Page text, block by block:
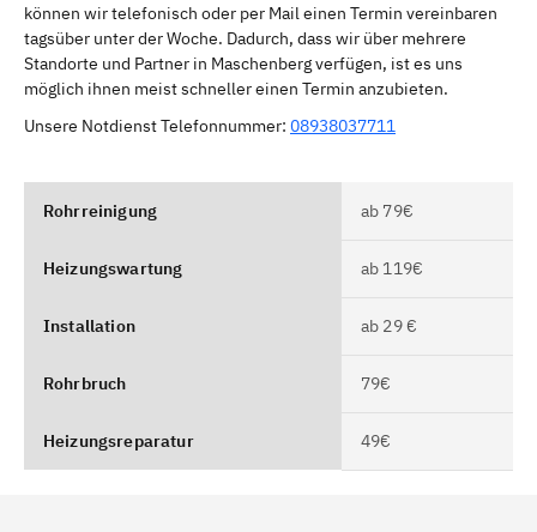
können wir telefonisch oder per Mail einen Termin vereinbaren
tagsüber unter der Woche. Dadurch, dass wir über mehrere
Standorte und Partner in Maschenberg verfügen, ist es uns
möglich ihnen meist schneller einen Termin anzubieten.
Unsere Notdienst Telefonnummer: 08938037711
Rohrreinigung ab 79€
Heizungswartung ab 119€
Installation ab 29 €
Rohrbruch 79€
Heizungsreparatur 49€